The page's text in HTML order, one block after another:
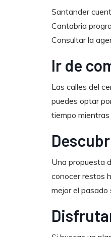
Santander
Cantabria
Consultar la
Ir de
Las calles del
puedes optar
tiempo
Una propuesta
conocer restos
mejor el pasado